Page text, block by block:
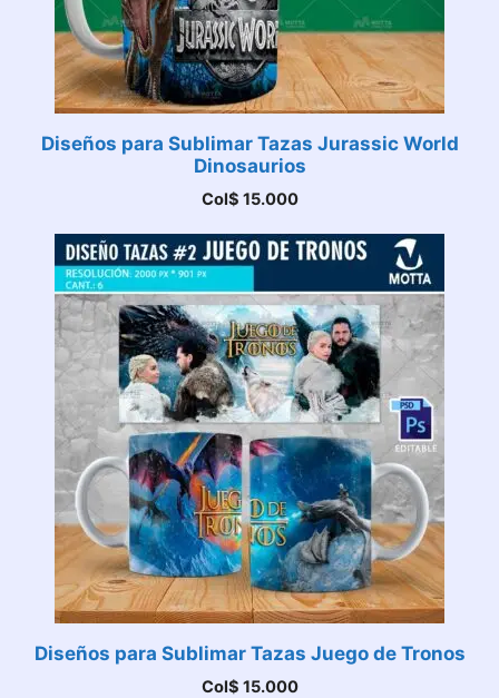
Diseños para Sublimar Tazas Jurassic World
Dinosaurios
Col$ 15.000
Diseños para Sublimar Tazas Juego de Tronos
Col$ 15.000